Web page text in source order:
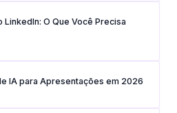
O Que Você Precisa
IA para Apresentações em 2026